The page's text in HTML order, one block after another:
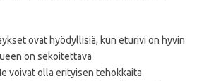
ovat hyödyllisiä, kun eturivi on hyvin
on sekoitettava
voivat olla erityisen tehokkaita